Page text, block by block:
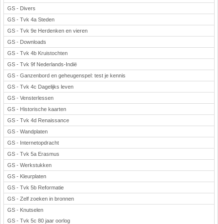
GS - Divers
GS - Tvk 4a Steden
GS - Tvk 9e Herdenken en vieren
GS - Downloads
GS - Tvk 4b Kruistochten
GS - Tvk 9f Nederlands-Indië
GS - Ganzenbord en geheugenspel: test je kennis
GS - Tvk 4c Dagelijks leven
GS - Vensterlessen
GS - Historische kaarten
GS - Tvk 4d Renaissance
GS - Wandplaten
GS - Internetopdracht
GS - Tvk 5a Erasmus
GS - Werkstukken
GS - Kleurplaten
GS - Tvk 5b Reformatie
GS - Zelf zoeken in bronnen
GS - Knutselen
GS - Tvk 5c 80 jaar oorlog